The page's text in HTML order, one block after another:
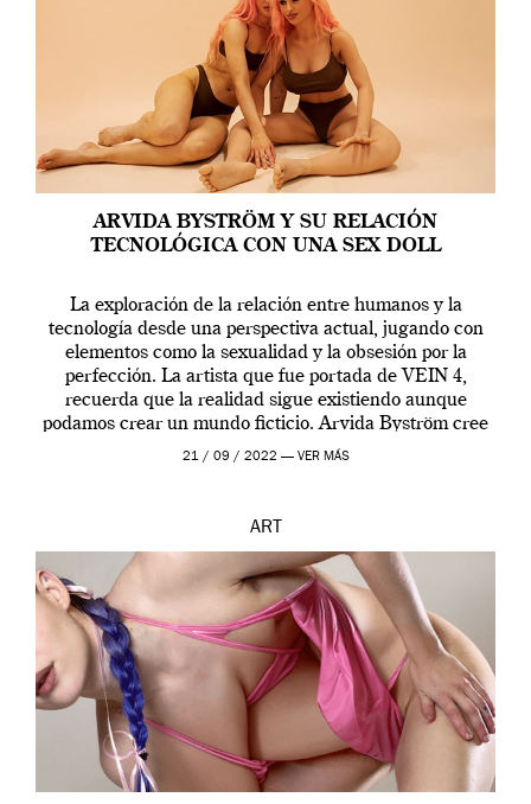
ARVIDA BYSTRÖM Y SU RELACIÓN
TECNOLÓGICA CON UNA SEX DOLL
La exploración de la relación entre humanos y la
tecnología desde una perspectiva actual, jugando con
elementos como la sexualidad y la obsesión por la
perfección. La artista que fue portada de VEIN 4,
recuerda que la realidad sigue existiendo aunque
podamos crear un mundo ficticio. Arvida Byström cree
que los humanos tienen un complejo […]
21 / 09 / 2022 — VER MÁS
ART